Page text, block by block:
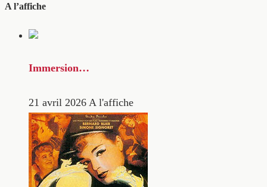
A l’affiche
Immersion…
21 avril 2026 A l'affiche